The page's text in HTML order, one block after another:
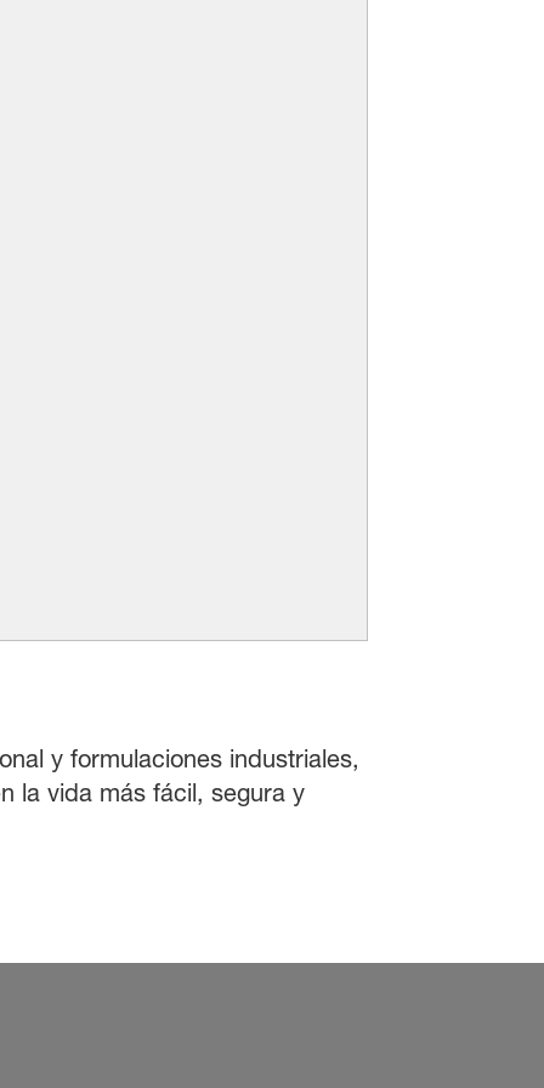
y formulaciones industriales,
la vida más fácil, segura y